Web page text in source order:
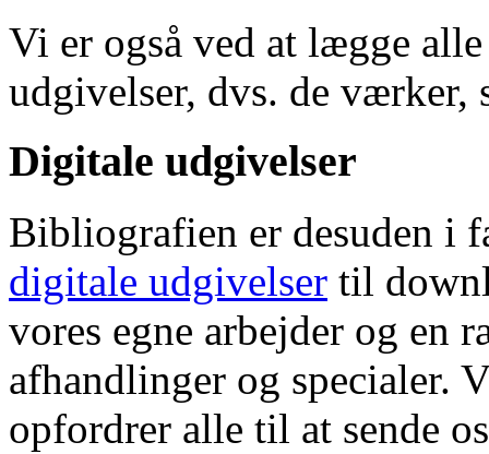
Vi er også ved at lægge
udgivelser, dvs. de værker,
Digitale udgivelser
Bibliografien er desuden i
digitale udgivelser til
vores egne arbejder og en
afhandlinger og specialer.
opfordrer alle til at sende